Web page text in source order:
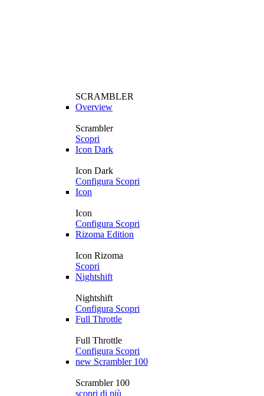
SCRAMBLER
Overview
Scrambler
Scopri
Icon Dark
Icon Dark
Configura Scopri
Icon
Icon
Configura Scopri
Rizoma Edition
Icon Rizoma
Scopri
Nightshift
Nightshift
Configura Scopri
Full Throttle
Full Throttle
Configura Scopri
new Scrambler 100
Scrambler 100
scopri di più